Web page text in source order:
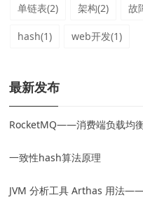
单链表(2) 架构(2) 故
hash(1) web开发(1)
最新发布
RocketMQ——消费端负载均
一致性hash算法原理
JVM 分析工具 Arthas 用法